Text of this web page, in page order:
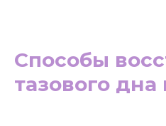
Способы
тазового